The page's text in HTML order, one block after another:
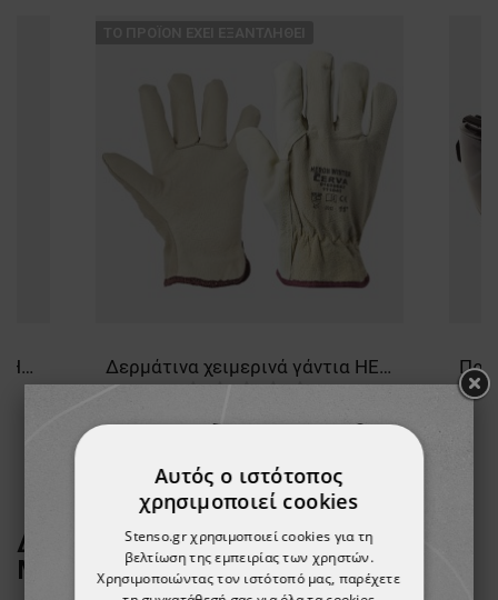
Υψηλής ορατότητας PRISMA HV YELLOW Μπουφάν softshell Δερμάτινα χειμερινά γάντια HERON WINTER
ΔΕΙΤΕ ΠΕΡΙΣΣΟΤΕΡΑ ΑΠΟ ΤΗ
ΜΑΡΚΑSTENSO
Αυτός ο ιστότοπος
χρησιμοποιεί cookies
Stenso.gr χρησιμοποιεί cookies για τη
βελτίωση της εμπειρίας των χρηστών.
Χρησιμοποιώντας τον ιστότοπό μας, παρέχετε